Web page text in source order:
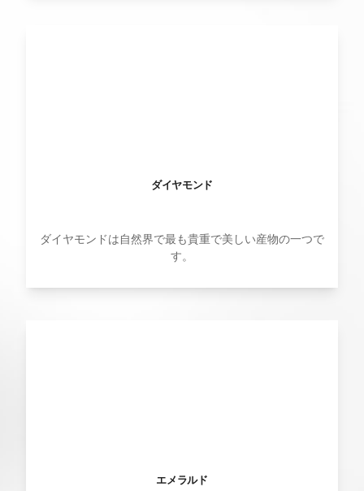
ダイヤモンド
ダイヤモンドは自然界で最も貴重で美しい産物の一つで
す。
エメラルド